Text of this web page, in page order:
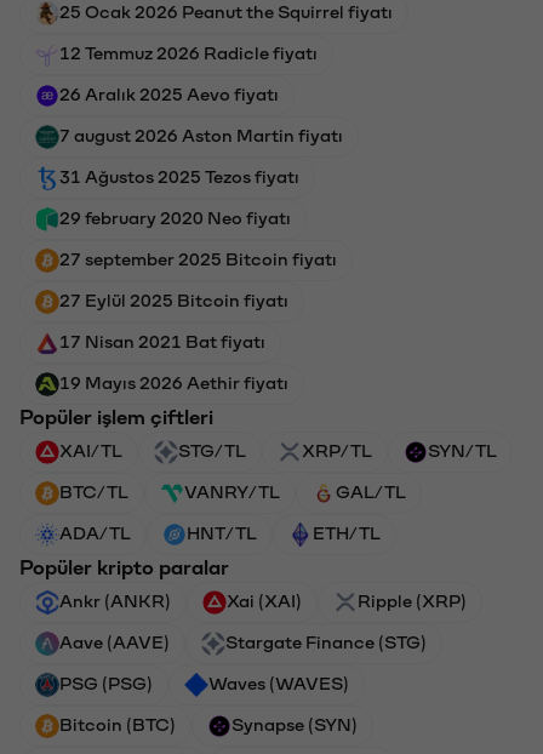
25 Ocak 2026 Peanut the Squirrel fiyatı
12 Temmuz 2026 Radicle fiyatı
26 Aralık 2025 Aevo fiyatı
7 august 2026 Aston Martin fiyatı
31 Ağustos 2025 Tezos fiyatı
29 february 2020 Neo fiyatı
27 september 2025 Bitcoin fiyatı
27 Eylül 2025 Bitcoin fiyatı
17 Nisan 2021 Bat fiyatı
19 Mayıs 2026 Aethir fiyatı
Popüler işlem çiftleri
XAI/TL STG/TL XRP/TL SYN/TL
BTC/TL VANRY/TL GAL/TL
ADA/TL HNT/TL ETH/TL
Popüler kripto paralar
Ankr (ANKR) Xai (XAI) Ripple (XRP)
Aave (AAVE) Stargate Finance (STG)
PSG (PSG) Waves (WAVES)
Bitcoin (BTC) Synapse (SYN)